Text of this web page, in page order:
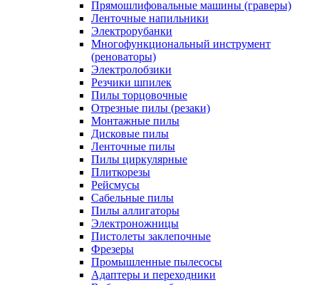
Прямошлифовальные машины (граверы)
Ленточные напильники
Электрорубанки
Многофункциональный инструмент
(реноваторы)
Электролобзики
Резчики шпилек
Пилы торцовочные
Отрезные пилы (резаки)
Монтажные пилы
Дисковые пилы
Ленточные пилы
Пилы циркулярные
Плиткорезы
Рейсмусы
Сабельные пилы
Пилы аллигаторы
Электроножницы
Пистолеты заклепочные
Фрезеры
Промышленные пылесосы
Адаптеры и переходники